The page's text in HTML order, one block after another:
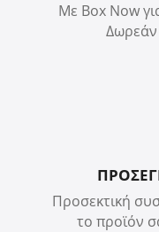
Με Box Now
Δωρεάν
Προσεκτική
το προϊόν